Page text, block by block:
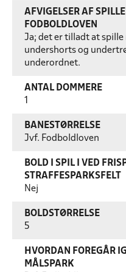
AFVIGELSER AF
FODBOLDLOVEN
Ja; det er tilladt at
undershorts og
underordnet.
ANTAL DOMMERE
BANESTØRRELSE
Jvf. Fodboldloven
BOLD I SPIL I VED
STRAFFESPARKSFELT
Nej
BOLDSTØRRELSE
5
HVORDAN FOREGÅR
MÅLSPARK